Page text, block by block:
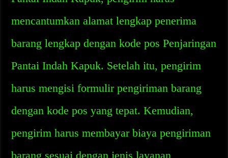
mencantumkan alamat lengkap penerima
barang lengkap dengan kode pos Penjaringan
Pantai Indah Kapuk. Setelah itu, pengirim
harus mengisi formulir pengiriman barang
dengan kode pos yang tepat. Kemudian,
pengirim harus membayar biaya pengiriman
barang sesuai dengan jenis layanan